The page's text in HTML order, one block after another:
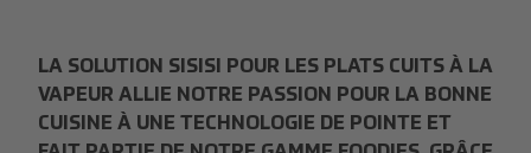
LA SOLUTION SISISI POUR LES PLATS CUITS À LA
VAPEUR ALLIE NOTRE PASSION POUR LA BONNE
CUISINE À UNE TECHNOLOGIE DE POINTE ET